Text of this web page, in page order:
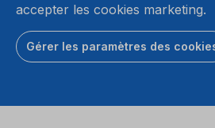
accepter les cookies marketing.
Gérer les paramètres des